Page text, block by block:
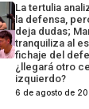
La tertulia
la defensa,
deja dudas;
tranquiliza al
fichaje del
¿llegará otro
izquierdo?
6 de agosto de